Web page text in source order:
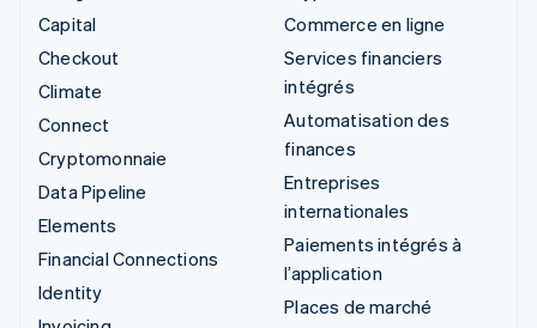
Capital
Checkout
Climate
Connect
Cryptomonnaie
Data Pipeline
Elements
Financial Connections
Identity
Commerce en ligne
Services financiers
intégrés
Automatisation des
finances
Entreprises
internationales
Paiements intégrés à
l’application
Places de marché